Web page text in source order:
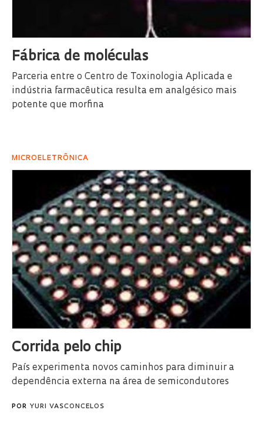
Fábrica de moléculas
Parceria entre o Centro de Toxinologia Aplicada e
indústria farmacêutica resulta em analgésico mais
potente que morfina
MICROELETRÔNICA
Corrida pelo chip
País experimenta novos caminhos para diminuir a
dependência externa na área de semicondutores
POR YURI VASCONCELOS